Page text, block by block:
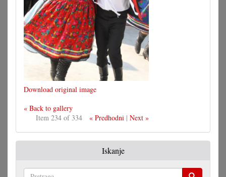
Download original image
« Back to gallery
Item 234 of 334
« Predhodni | Next »
Iskanje